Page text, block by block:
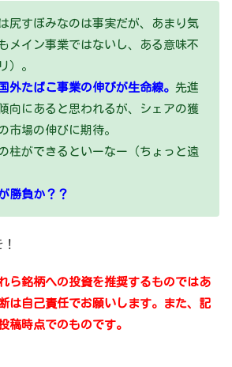
尻すぼみなのは事実だが、あまり気
メイン事業ではないし、ある意味不
）。
国外たばこ事業の伸びが生命線。 先進
向にあると思われるが、シェアの獲
市場の伸びに期待。
柱ができるといーなー（ちょっと遠
勝負か？？
ら銘柄への投資を推奨するものではあ
は自己責任でお願いします。また、記
稿時点でのものです。